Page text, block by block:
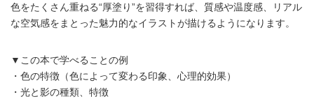
色をたくさん重ねる“厚塗り”を習得すれば、質感や温度感、リアル
な空気感をまとった魅力的なイラストが描けるようになります。
▼この本で学べることの例
・色の特徴（色によって変わる印象、心理的効果）
・光と影の種類、特徴